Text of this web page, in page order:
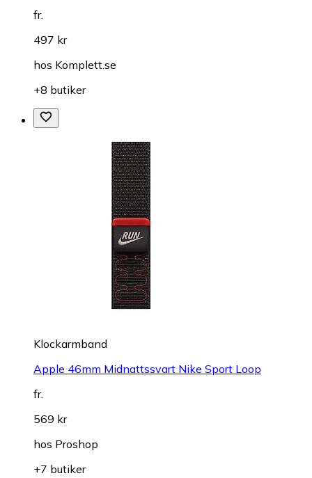
fr.
497 kr
hos Komplett.se
+8 butiker
Klockarmband
Apple 46mm Midnattssvart Nike Sport Loop
fr.
569 kr
hos Proshop
+7 butiker